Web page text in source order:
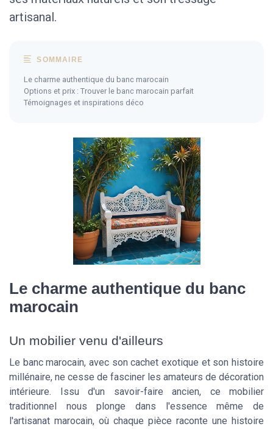
artisanal.
SOMMAIRE
Le charme authentique du banc marocain
Options et prix : Trouver le banc marocain parfait
Témoignages et inspirations déco
Le charme authentique du banc
marocain
Un mobilier venu d'ailleurs
Le banc marocain, avec son cachet exotique et son histoire
millénaire, ne cesse de fasciner les amateurs de décoration
intérieure. Issu d'un savoir-faire ancien, ce mobilier
traditionnel nous plonge dans l'essence même de
l'artisanat marocain, où chaque pièce raconte une histoire